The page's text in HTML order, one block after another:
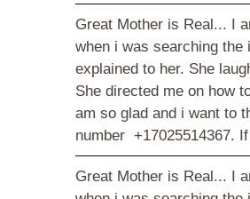
Great Mother is Real... I
when i was searching
explained to her. She
She directed me on how
am so glad and i want to
number +17025514367.
Great Mother is Real... I